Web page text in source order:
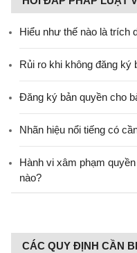
Hiểu như thế nào là trích
Rủi ro khi không đăng ký
Đăng ký bản quyền cho
Nhãn hiệu nổi tiếng có
Hành vi xâm phạm
nào?
CÁC QUY ĐỊNH CẦN